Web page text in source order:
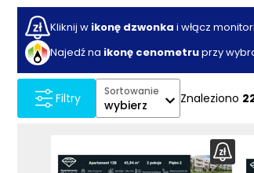
Kliknij w ikonę dzwonka i włącz
Najedź na ikonę cenometruprzy
Filtry Sortowanie
wybierz Znaleziono